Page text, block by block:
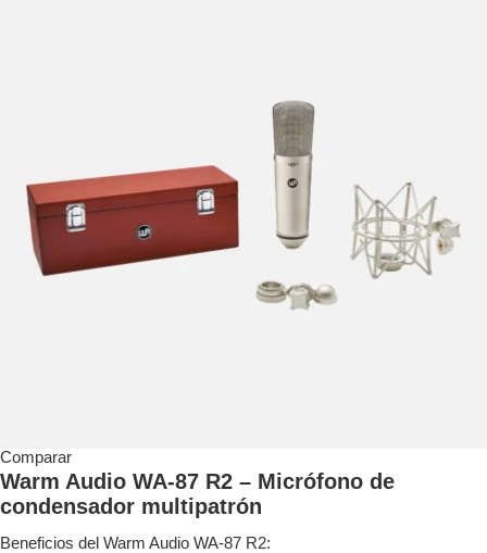
Comparar
Warm Audio WA-87 R2 – Micrófono de
condensador multipatrón
Beneficios del Warm Audio WA-87 R2: